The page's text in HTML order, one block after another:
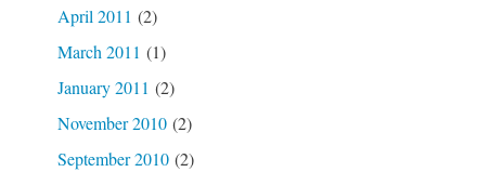
April 2011 (2)
March 2011 (1)
January 2011 (2)
November 2010(2)
September 2010(2)